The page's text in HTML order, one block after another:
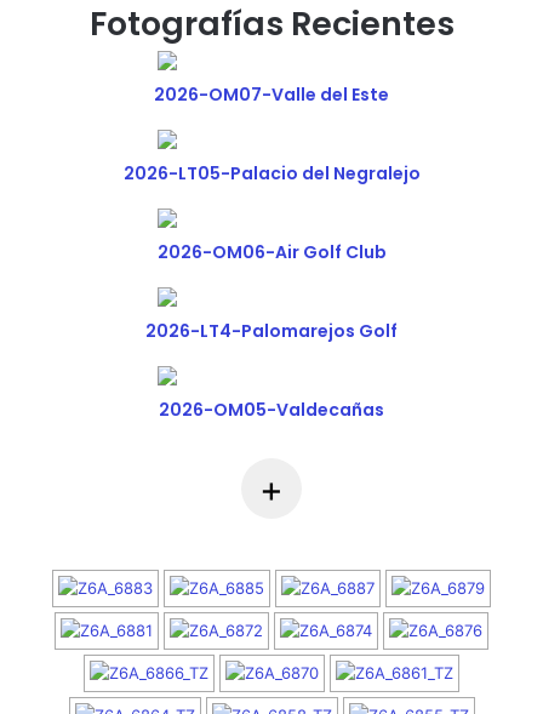
Fotografías Recientes
2026-OM07-Valle del Este
2026-LT05-Palacio del Negralejo
2026-OM06-Air Golf Club
2026-LT4-Palomarejos Golf
2026-OM05-Valdecañas
+